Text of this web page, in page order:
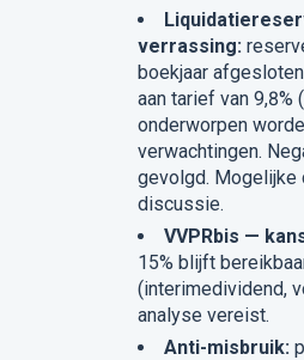
verrassing:
boekjaar
aan tarief van
onderworpen
verwachtingen.
gevolgd. Mogelijke
discussie.
VVPRbis —
15% blijft
(interimedividend,
analyse vereist.
Anti-misbruik: